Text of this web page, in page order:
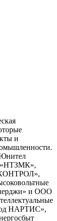
и
и ООО
НАРТИС»,